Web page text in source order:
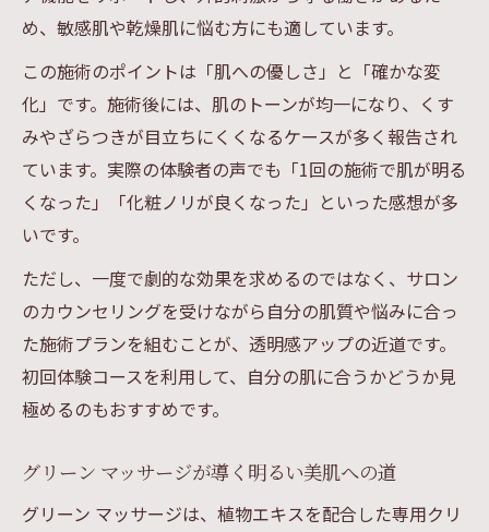
め、敏感肌や乾燥肌に悩む方にも適しています。
この施術のポイントは「肌への優しさ」と「確かな変
化」です。施術後には、肌のトーンが均一になり、くす
みやざらつきが目立ちにくくなるケースが多く報告され
ています。実際の体験者の声でも「1回の施術で肌が明る
くなった」「化粧ノリが良くなった」といった感想が多
いです。
ただし、一度で劇的な効果を求めるのではなく、サロン
のカウンセリングを受けながら自分の肌質や悩みに合っ
た施術プランを組むことが、透明感アップの近道です。
初回体験コースを利用して、自分の肌に合うかどうか見
極めるのもおすすめです。
グリーン マッサージが導く明るい美肌への道
グリーン マッサージは、植物エキスを配合した専用クリ